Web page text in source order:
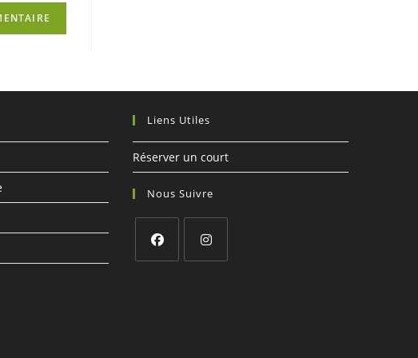
Liens Utiles
Réserver un court
Nous Suivre